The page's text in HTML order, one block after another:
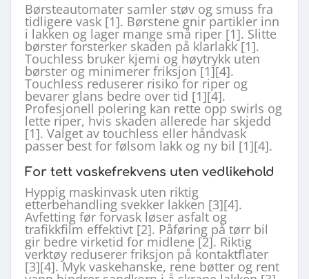
Børsteautomater samler støv og smuss fra
tidligere vask [1]. Børstene gnir partikler inn
i lakken og lager mange små riper [1]. Slitte
børster forsterker skaden på klarlakk [1].
Touchless bruker kjemi og høytrykk uten
børster og minimerer friksjon [1][4].
Touchless reduserer risiko for riper og
bevarer glans bedre over tid [1][4].
Profesjonell polering kan rette opp swirls og
lette riper, hvis skaden allerede har skjedd
[1]. Valget av touchless eller håndvask
passer best for følsom lakk og ny bil [1][4].
For tett vaskefrekvens uten vedlikehold
Hyppig maskinvask uten riktig
etterbehandling svekker lakken [3][4].
Avfetting før forvask løser asfalt og
trafikkfilm effektivt [2]. Påføring på tørr bil
gir bedre virketid for midlene [2]. Riktig
verktøy reduserer friksjon på kontaktflater
[3][4]. Myk vaskehanske, rene bøtter og rent